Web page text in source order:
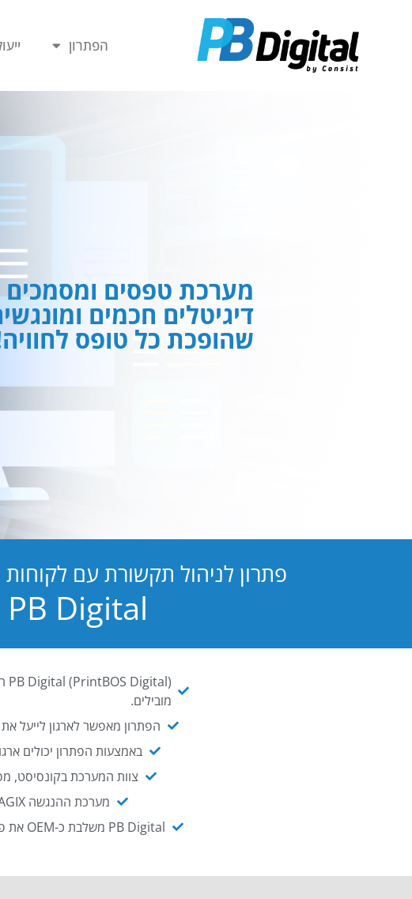
הפתרון
מערכת טפסים ומסמכים
דיגיטלים חכמים
שהופכת כל טופס
פתרון לניהול תקשורת עם
PB Digital הופכת כל מסמך וטופס, לחוויה!
מובילים.
הפתרון מאפשר לארגון לייעל
באמצעות הפתרון יכולים
צוות המערכת בקונסיסט,
מערכת ההנגשה NAGIX, המבוססת על PB Digital, מאפשרת להנגיש מסמכים ארגוניים באופן אוטומטי ויעיל.
PB Digital משלבת כ-OEM את פתרון אינטגרציית ה-API של חברת WSO2 - המאפשר לחבר בקלות בין מערכות ארגוניות